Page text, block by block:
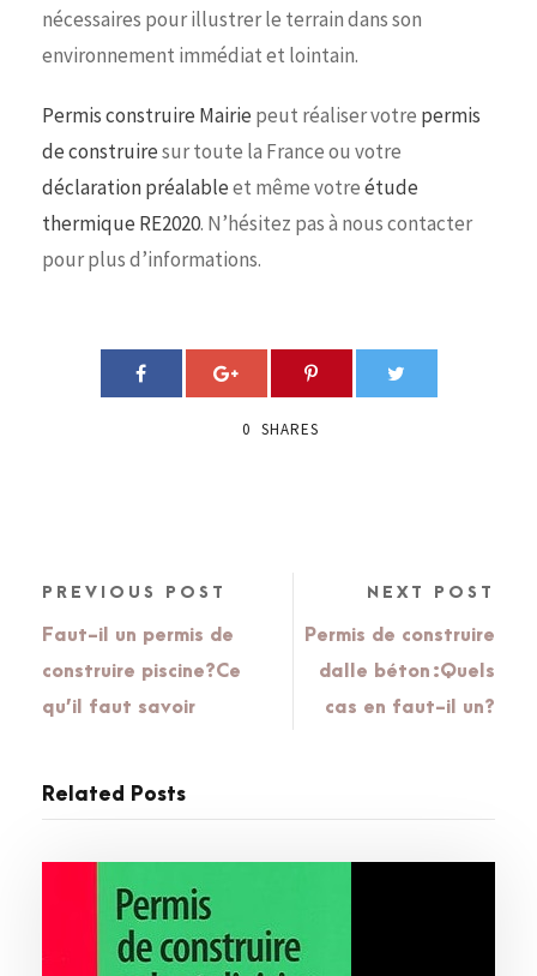
nécessaires pour illustrer le terrain dans son
environnement immédiat et lointain.
Permis construire Mairie peut réaliser votre permis
de construiresur toute la France ou votre
déclaration préalableet même votreétude
thermique RE2020. N’hésitez pas à nous contacter
pour plus d’informations.
0 SHARES
PREVIOUS POST
Faut-il un permis de
construire piscine?Ce
qu’il faut savoir
NEXT POST
Permis de construire
dalle béton :Quels
cas en faut-il un?
Related Posts